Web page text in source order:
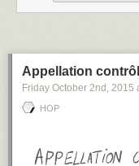
Appellation
Friday October 2nd , 2015
HOP